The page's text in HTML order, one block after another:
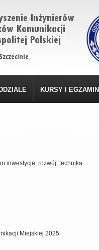
KURSY I
inwestycje, rozwój, technika
Miejskiej 2025